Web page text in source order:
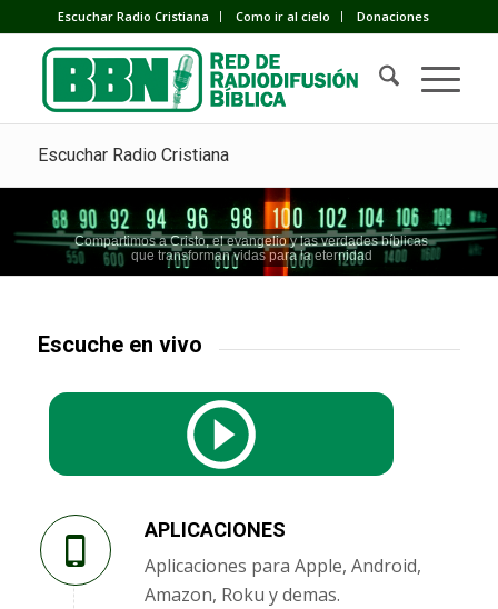
Escuchar Radio Cristiana Como ir al cielo Donaciones
Escuchar Radio Cristiana
Compartimos a Cristo, el evangelio y las verdades bíblicas
que transforman vidas para la eternidad
Escuche en vivo
APLICACIONES
Aplicaciones para Apple, Android,
Amazon, Roku y demas.